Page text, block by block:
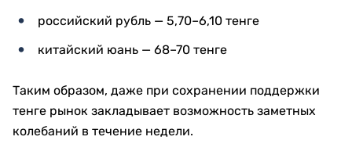
российский рубль — 5,70–6,10 тенге
китайский юань — 68–70 тенге
Таким образом, даже при сохранении поддержки
тенге рынок закладывает возможность заметных
колебаний в течение недели.